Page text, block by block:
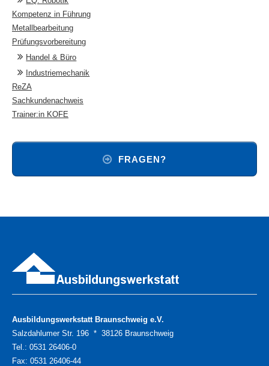
Kompetenz in Führung
Metallbearbeitung
Prüfungsvorbereitung
Handel & Büro
Industriemechanik
ReZA
Sachkundenachweis
Trainer:in KOFE
FRAGEN?
Ausbildungswerkstatt Braunschweig e.V.
Salzdahlumer Str. 196 * 38126 Braunschweig
Tel.: 0531 26406-0
Fax: 0531 26406-44